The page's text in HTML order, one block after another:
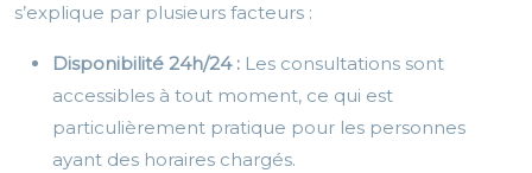
s’explique par plusieurs facteurs :
Disponibilité 24h/24 : Les consultations sont
accessibles à tout moment, ce qui est
particulièrement pratique pour les personnes
ayant des horaires chargés.